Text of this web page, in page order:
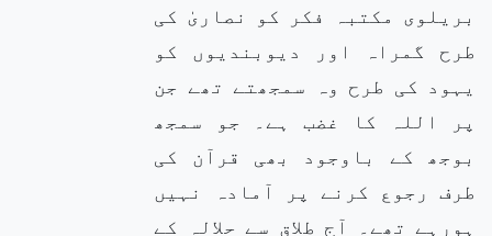
بریلوی مکتبہ فکر کو نصاریٰ کی
طرح گمراہ اور دیوبندیوں کو
یہود کی طرح وہ سمجھتے تھے جن
پر اللہ کا غضب ہے۔ جو سمجھ
بوجھ کے باوجود بھی قرآن کی
طرف رجوع کرنے پر آمادہ نہیں
ہورہے تھے۔ آج طلاق سے حلالہ کے